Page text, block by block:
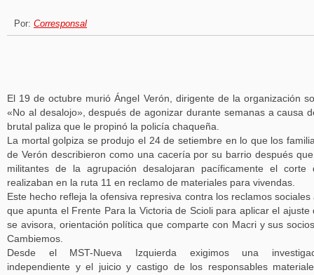
Por: Corresponsal
El 19 de octubre murió Ángel Verón, dirigente de la organización
«No al desalojo», después de agonizar durante semanas a causa
brutal paliza que le propinó la policía chaqueña.
La mortal golpiza se produjo el 24 de setiembre en lo que los
de Verón describieron como una cacería por su barrio después
militantes de la agrupación desalojaran pacíficamente el corte
realizaban en la ruta 11 en reclamo de materiales para vivendas.
Este hecho refleja la ofensiva represiva contra los reclamos sociales
que apunta el Frente Para la Victoria de Scioli para aplicar el ajuste
se avisora, orientación política que comparte con Macri y sus
Cambiemos.
Desde el MST-Nueva Izquierda exigimos una
independiente y el juicio y castigo de los responsables